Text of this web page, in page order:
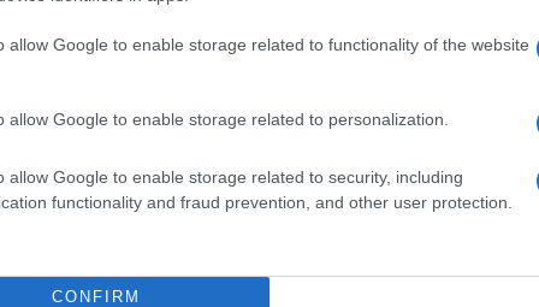
allow Google to enable storage related to functionality of the website
allow Google to enable storage related to personalization.
allow Google to enable storage related to security, including
functionality and fraud prevention, and other user protection.
CONFIRM
ρεπορτάζ της
ανήλικη στο σπίτι του – Την έσωσαν
Newsκαι μάθετε πρώτοι όλες τις ειδήσεις